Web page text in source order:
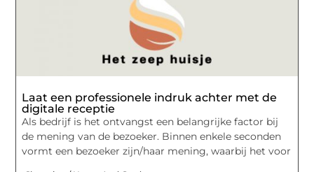
Laat een professionele indruk achter met de
digitale receptie
Als bedrijf is het ontvangst een belangrijke factor bij
de mening van de bezoeker. Binnen enkele seconden
vormt een bezoeker zijn/haar mening, waarbij het voor